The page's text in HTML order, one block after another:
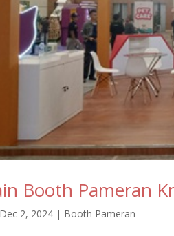
Booth Pameran
Dec 2, 2024 | Booth Pameran